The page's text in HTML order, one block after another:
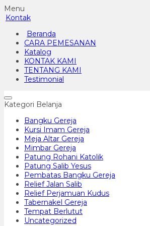
Menu
Kontak
Beranda
CARA PEMESANAN
Katalog
KONTAK KAMI
TENTANG KAMI
Testimonial
Kategori Belanja
Bangku Gereja
Kursi Imam Gereja
Meja Altar Gereja
Mimbar Gereja
Patung Rohani Katolik
Patung Salib Yesus
Pembatas Bangku Gereja
Relief Jalan Salib
Relief Perjamuan Kudus
Tabernakel Gereja
Tempat Berlutut
Uncategorized